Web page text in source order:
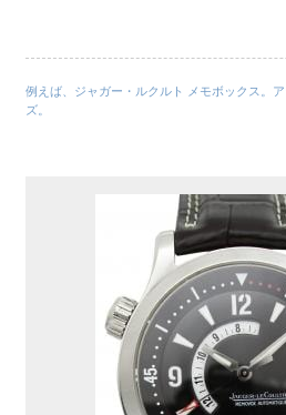
例えば、ジャガー・ルクルト メモボックス。
ズ。